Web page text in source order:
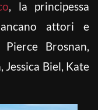
, la principessa
attori e
Brosnan,
Biel, Kate